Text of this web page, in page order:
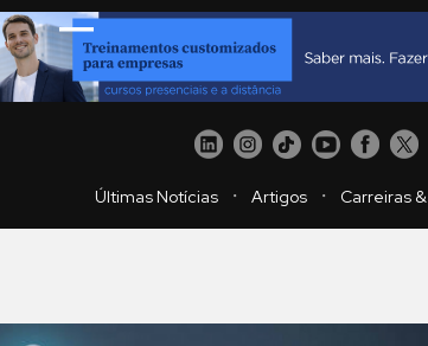
Últimas Notícias ・ Artigos ・ Carreiras